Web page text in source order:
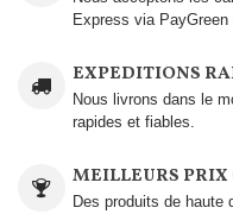
Express via PayGreen
EXPEDITIONS
Nous livrons dans le
rapides et fiables.
MEILLEURS PRIX
Des produits de haute